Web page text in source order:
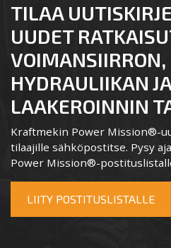
TILAA
UUDET
VOIMANSIIRRON,
HYDRAULIIKAN JA
LAAKEROINNIN
Kraftmekin Power Mission®-
tilaajille sähköpostitse. Pysy
Power Mission®-
LIITY POSTITUSLISTALLE